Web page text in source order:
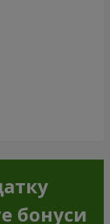
бонуси